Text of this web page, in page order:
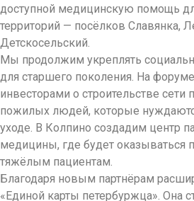
доступной медицинскую помощь
территорий — посёлков Славянка,
Детскосельский.
Мы продолжим укреплять
для старшего поколения. На
инвесторами о строительстве сети
пожилых людей, которые
уходе. В Колпино создадим центр
медицины, где будет
тяжёлым пациентам.
Благодаря новым партнёрам
«Единой карты петербуржца». Она